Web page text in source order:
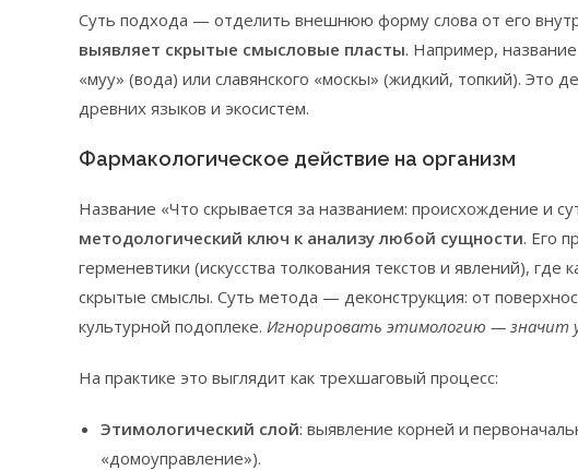
Суть подхода — отделить внешнюю форму слова от его
выявляет скрытые смысловые пласты. Например,
«муу» (вода) или славянского «москы» (жидкий, топкий). Это
древних языков и экосистем.
Фармакологическое действие на организм
Название «Что скрывается за названием: происхождение и
методологический ключ к анализу любой сущности. Его
герменевтики (искусства толкования текстов и явлений),
скрытые смыслы. Суть метода — деконструкция: от
культурной подоплеке. Игнорировать этимологию — значит
На практике это выглядит как трехшаговый процесс:
Этимологический слой: выявление корней и
«домоуправление»).